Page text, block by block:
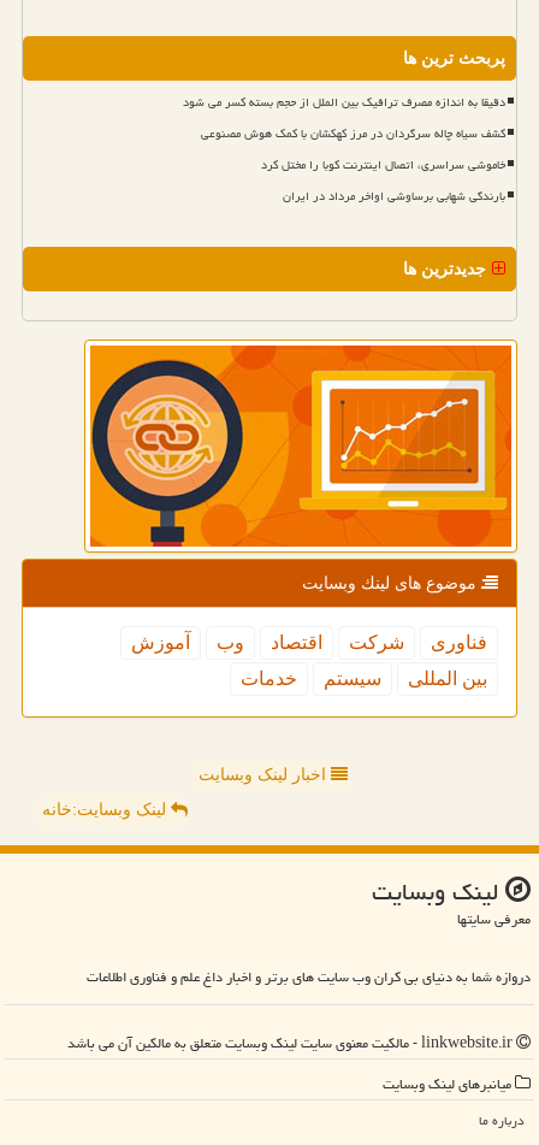
پربحث ترین ها
دقیقا به اندازه مصرف ترافیک بین الملل از حجم بسته کسر می شود
کشف سیاه چاله سرگردان در مرز کهکشان با کمک هوش مصنوعی
خاموشی سراسری، اتصال اینترنت کوبا را مختل کرد
بارندگی شهابی برساوشی اواخر مرداد در ایران
جدیدترین ها
موضوع های لینك وبسایت
فناوری شركت اقتصاد وب
آموزش
بین المللی
سیستم خدمات
اخبار لینک وبسایت
لینک وبسایت:خانه
لینك وبسایت
معرفی سایتها
دروازه شما به دنیای بی کران وب سایت های برتر و اخبار داغ علم و فناوری اطلاعات
میانبرهای لینك وبسایت
درباره ما